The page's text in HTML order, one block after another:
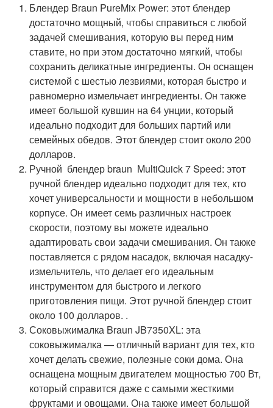
Блендер Braun PureMix Power: этот блендер
достаточно мощный, чтобы справиться с любой
задачей смешивания, которую вы перед ним
ставите, но при этом достаточно мягкий, чтобы
сохранить деликатные ингредиенты. Он оснащен
системой с шестью лезвиями, которая быстро и
равномерно измельчает ингредиенты. Он также
имеет большой кувшин на 64 унции, который
идеально подходит для больших партий или
семейных обедов. Этот блендер стоит около 200
долларов.
Ручной блендер braun MultiQuick 7 Speed: этот
ручной блендер идеально подходит для тех, кто
хочет универсальности и мощности в небольшом
корпусе. Он имеет семь различных настроек
скорости, поэтому вы можете идеально
адаптировать свои задачи смешивания. Он также
поставляется с рядом насадок, включая насадку-
измельчитель, что делает его идеальным
инструментом для быстрого и легкого
приготовления пищи. Этот ручной блендер стоит
около 100 долларов. .
Соковыжималка Braun JB7350XL: эта
соковыжималка — отличный вариант для тех, кто
хочет делать свежие, полезные соки дома. Она
оснащена мощным двигателем мощностью 700 Вт,
который справится даже с самыми жесткими
фруктами и овощами. Она также имеет большой